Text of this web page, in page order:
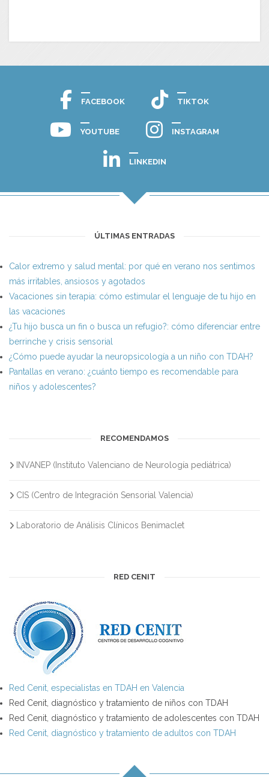
FACEBOOK TIKTOK
YOUTUBE INSTAGRAM
LINKEDIN
ÚLTIMAS ENTRADAS
Calor extremo y salud mental: por qué en verano nos sentimos
más irritables, ansiosos y agotados
Vacaciones sin terapia: cómo estimular el lenguaje de tu hijo en
las vacaciones
¿Tu hijo busca un fin o busca un refugio?: cómo diferenciar entre
berrinche y crisis sensorial
¿Cómo puede ayudar la neuropsicología a un niño con TDAH?
Pantallas en verano: ¿cuánto tiempo es recomendable para
niños y adolescentes?
RECOMENDAMOS
INVANEP (Instituto Valenciano de Neurología pediátrica)
CIS (Centro de Integración Sensorial Valencia)
Laboratorio de Análisis Clínicos Benimaclet
RED CENIT
Red Cenit, especialistas en TDAH en Valencia
Red Cenit, diagnóstico y tratamiento de niños con TDAH
Red Cenit, diagnóstico y tratamiento de adolescentes con TDAH
Red Cenit, diagnóstico y tratamiento de adultos con TDAH